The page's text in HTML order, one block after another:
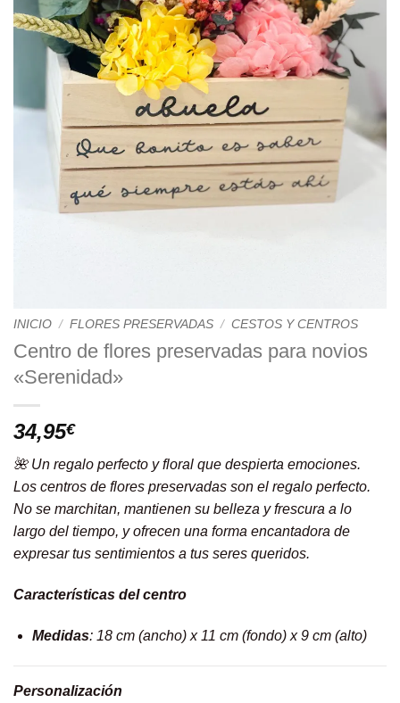
INICIO / FLORES PRESERVADAS / CESTOS Y CENTROS
Centro de flores preservadas para novios
«Serenidad»
34,95€
🌺 Un regalo perfecto y floral que despierta emociones.
Los centros de flores preservadas son el regalo perfecto.
No se marchitan, mantienen su belleza y frescura a lo
largo del tiempo, y ofrecen una forma encantadora de
expresar tus sentimientos a tus seres queridos.
Características del centro
Medidas: 18 cm (ancho) x 11 cm (fondo) x 9 cm (alto)
Personalización